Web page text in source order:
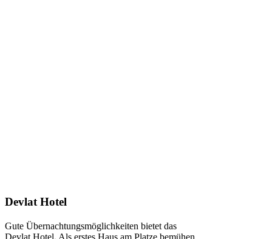
Devlat Hotel
Gute Übernachtungsmöglichkeiten bietet das
Devlat Hotel. Als erstes Haus am Platze bemühen